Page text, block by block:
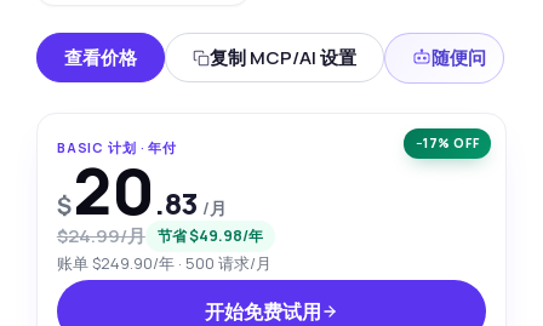
查看价格 复制 MCP/AI 设置 随便问
−17% OFF
BASIC 计划 · 年付
$20.83 /月
$24.99/月 节省 $49.98/年
账单 $249.90/年 · 500 请求/月
开始免费试用